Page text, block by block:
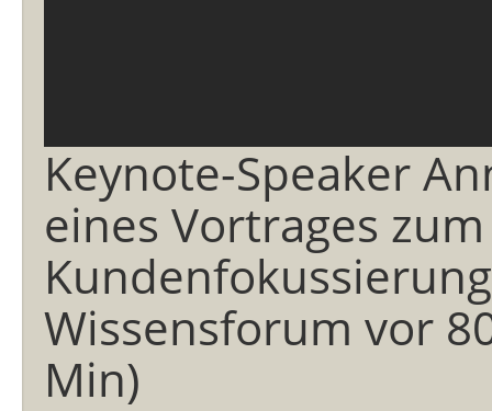
Keynote-Speaker
eines Vortrages
Wissensforum vor
Min)